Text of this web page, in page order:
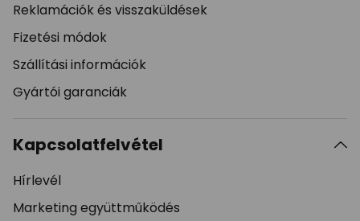
Reklamációk és visszaküldések
Fizetési módok
Szállítási információk
Gyártói garanciák
Kapcsolatfelvétel
Hírlevél
Marketing együttműködés